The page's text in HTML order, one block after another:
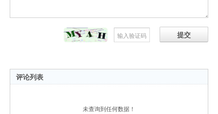
提交
评论列表
未查询到任何数据！